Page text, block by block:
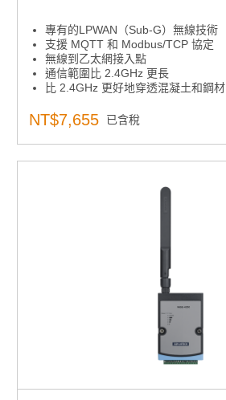
專有的LPWAN（Sub-G）無線技術
支援 MQTT 和 Modbus/TCP 協定
無線到乙太網接入點
通信範圍比 2.4GHz 更長
比 2.4GHz 更好地穿透混凝土和鋼材
NT$7,655 已含稅